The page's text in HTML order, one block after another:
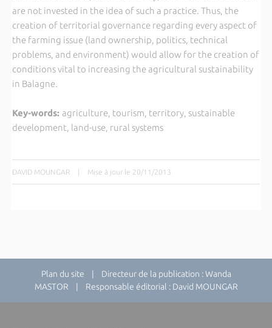
are not invested in the idea of such a practice. Thus, the
creation of territorial governance regarding every aspect of
the farming issue (land ownership, politics, technical
problems, and environment) would allow for the creation of
conditions vital to increasing the agricultural sustainability
in Balagne.
Key-words: agriculture, tourism, territory, sustainable
development, land-use, rural systems
DAVID MOUNGAR | Mise à jour le 20/11/2013
Plan du site | Directeur de la publication : Wanda
MASTOR | Responsable éditorial : David MOUNGAR